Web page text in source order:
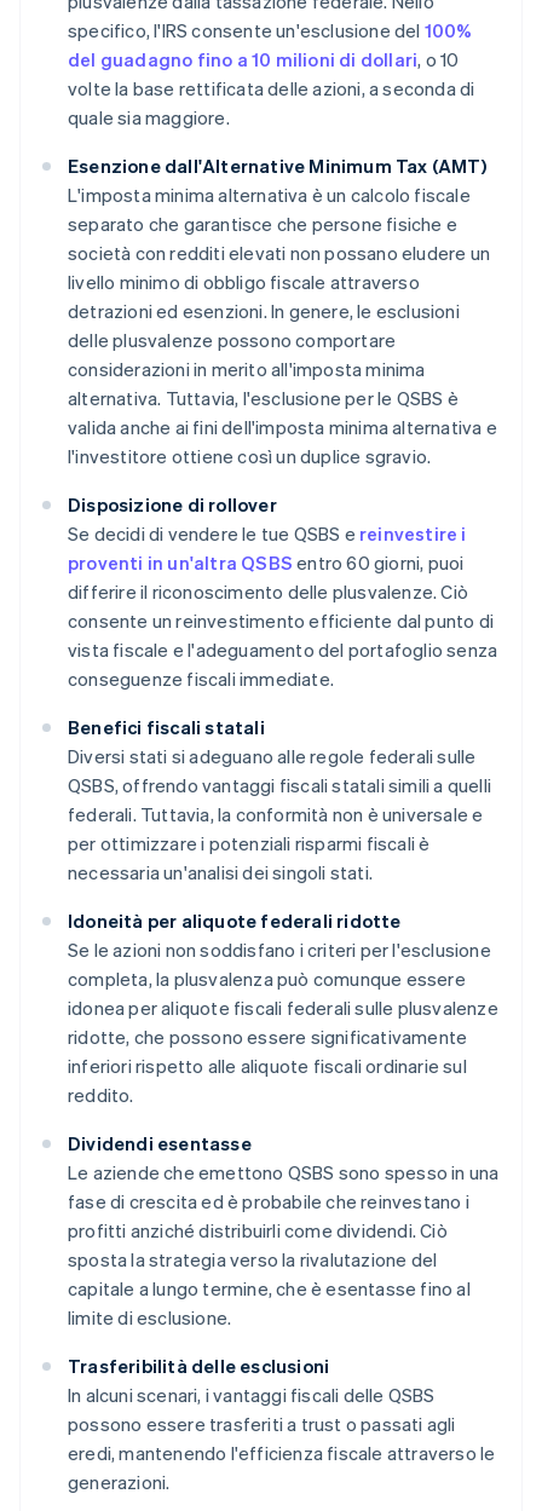
specifico, l'IRS consente un'esclusione del 100%
del guadagno fino a 10 milioni di dollari, o 10
volte la base rettificata delle azioni, a seconda di
quale sia maggiore.
Esenzione dall'Alternative Minimum Tax (AMT)
L'imposta minima alternativa è un calcolo fiscale
separato che garantisce che persone fisiche e
società con redditi elevati non possano eludere un
livello minimo di obbligo fiscale attraverso
detrazioni ed esenzioni. In genere, le esclusioni
delle plusvalenze possono comportare
considerazioni in merito all'imposta minima
alternativa. Tuttavia, l'esclusione per le QSBS è
valida anche ai fini dell'imposta minima alternativa e
l'investitore ottiene così un duplice sgravio.
Disposizione di rollover
Se decidi di vendere le tue QSBS e reinvestire i
proventi in un'altra QSBS entro 60 giorni, puoi
differire il riconoscimento delle plusvalenze. Ciò
consente un reinvestimento efficiente dal punto di
vista fiscale e l'adeguamento del portafoglio senza
conseguenze fiscali immediate.
Benefici fiscali statali
Diversi stati si adeguano alle regole federali sulle
QSBS, offrendo vantaggi fiscali statali simili a quelli
federali. Tuttavia, la conformità non è universale e
per ottimizzare i potenziali risparmi fiscali è
necessaria un'analisi dei singoli stati.
Idoneità per aliquote federali ridotte
Se le azioni non soddisfano i criteri per l'esclusione
completa, la plusvalenza può comunque essere
idonea per aliquote fiscali federali sulle plusvalenze
ridotte, che possono essere significativamente
inferiori rispetto alle aliquote fiscali ordinarie sul
reddito.
Dividendi esentasse
Le aziende che emettono QSBS sono spesso in una
fase di crescita ed è probabile che reinvestano i
profitti anziché distribuirli come dividendi. Ciò
sposta la strategia verso la rivalutazione del
capitale a lungo termine, che è esentasse fino al
limite di esclusione.
Trasferibilità delle esclusioni
In alcuni scenari, i vantaggi fiscali delle QSBS
possono essere trasferiti a trust o passati agli
eredi, mantenendo l'efficienza fiscale attraverso le
generazioni.